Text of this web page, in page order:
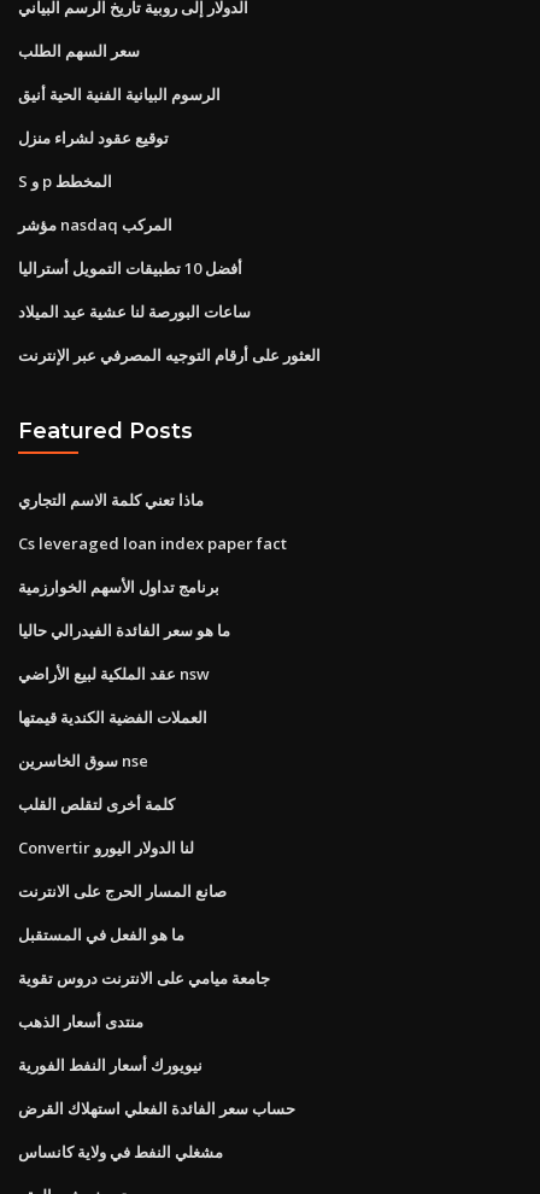
الدولار إلى روبية تاريخ الرسم البياني
سعر السهم الطلب
الرسوم البيانية الفنية الحية أنيق
توقيع عقود لشراء منزل
S و p المخطط
مؤشر nasdaq المركب
أفضل 10 تطبيقات التمويل أستراليا
ساعات البورصة لنا عشية عيد الميلاد
العثور على أرقام التوجيه المصرفي عبر الإنترنت
Featured Posts
ماذا تعني كلمة الاسم التجاري
Cs leveraged loan index paper fact
برنامج تداول الأسهم الخوارزمية
ما هو سعر الفائدة الفيدرالي حاليا
عقد الملكية لبيع الأراضي nsw
العملات الفضية الكندية قيمتها
سوق الخاسرين nse
كلمة أخرى لتقلص القلب
Convertir لنا الدولار اليورو
صانع المسار الحرج على الانترنت
ما هو الفعل في المستقبل
جامعة ميامي على الانترنت دروس تقوية
منتدى أسعار الذهب
نيويورك أسعار النفط الفورية
حساب سعر الفائدة الفعلي استهلاك القرض
مشغلي النفط في ولاية كانساس